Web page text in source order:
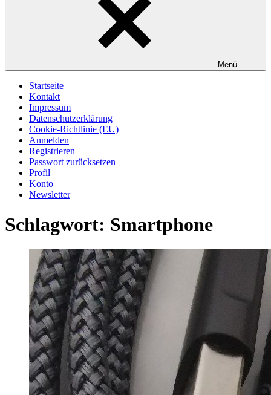
Menü
Startseite
Kontakt
Impressum
Datenschutzerklärung
Cookie-Richtlinie (EU)
Anmelden
Registrieren
Passwort zurücksetzen
Profil
Konto
Newsletter
Schlagwort: Smartphone